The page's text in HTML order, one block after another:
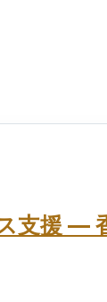
支援 ―